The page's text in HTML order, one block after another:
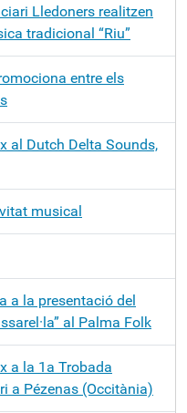
Lledoners realitzen
tradicional “Riu”
entre els
al Dutch Delta Sounds,
musical
a la presentació del
al Palma Folk
a la 1a Trobada
a Pézenas (Occitània)